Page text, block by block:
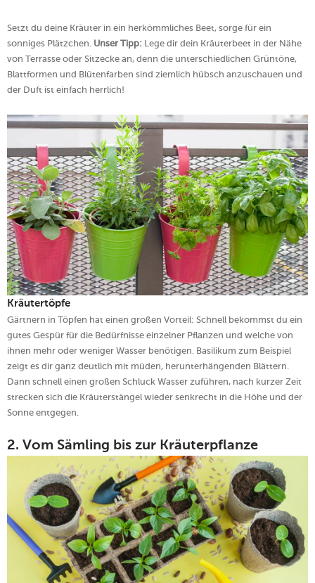
Setzt du deine Kräuter in ein herkömmliches Beet, sorge für ein
sonniges Plätzchen. Unser Tipp: Lege dir dein Kräuterbeet in der Nähe
von Terrasse oder Sitzecke an, denn die unterschiedlichen Grüntöne,
Blattformen und Blütenfarben sind ziemlich hübsch anzuschauen und
der Duft ist einfach herrlich!
Kräutertöpfe
Gärtnern in Töpfen hat einen großen Vorteil: Schnell bekommst du ein
gutes Gespür für die Bedürfnisse einzelner Pflanzen und welche von
ihnen mehr oder weniger Wasser benötigen. Basilikum zum Beispiel
zeigt es dir ganz deutlich mit müden, herunterhängenden Blättern.
Dann schnell einen großen Schluck Wasser zuführen, nach kurzer Zeit
strecken sich die Kräuterstängel wieder senkrecht in die Höhe und der
Sonne entgegen.
2. Vom Sämling bis zur Kräuterpflanze